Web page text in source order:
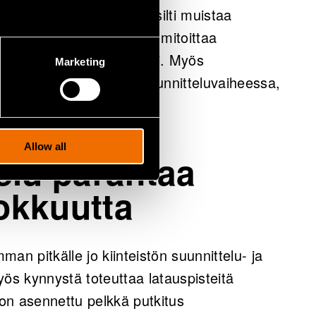
Marketing
Allow all
kannattaa silti muistaa
- ei kannata mitoittaa
tarpeettoman suureksi. Myös
muistaa jo heti suunnitteluvaiheessa,
kohtuulliseksi.
parantaa
pitkälle jo kiinteistön suunnittelu- ja
kynnystä toteuttaa latauspisteitä
asennettu pelkkä putkitus